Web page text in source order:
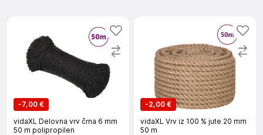
-7,00 €
vidaXL Delovna vrv črna 6 mm
50 m polipropilen
-2,00 €
vidaXL Vrv iz 100 % jute 20 mm
50 m